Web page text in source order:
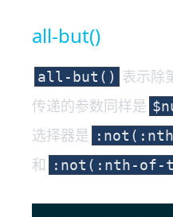
all-but()
all-but() 表示除
传递的参数同样是
选择器是
和 :not(:nth-of-